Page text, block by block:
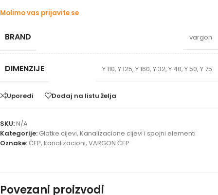
Molimo vas prijavite se
BRAND vargon
DIMENZIJE Y 110, Y 125, Y 160, Y 32, Y 40, Y 50, Y 75
Uporedi Dodaj na listu želja
SKU:N/A
Kategorije: Glatke cijevi, Kanalizacione cijevi i spojni elementi
Oznake:ČEP, kanalizacioni, VARGON ČEP
Povezani proizvodi